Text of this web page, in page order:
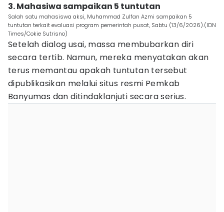
3. Mahasiwa sampaikan 5 tuntutan
Salah satu mahasiswa aksi, Muhammad Zulfan Azmi sampaikan 5
tuntutan terkait evaluasi program pemerintah pusat, Sabtu (13/6/2026).(IDN
Times/Cokie Sutrisno)
Setelah dialog usai, massa membubarkan diri
secara tertib. Namun, mereka menyatakan akan
terus memantau apakah tuntutan tersebut
dipublikasikan melalui situs resmi Pemkab
Banyumas dan ditindaklanjuti secara serius.